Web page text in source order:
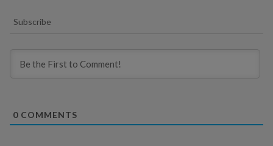
Subscribe
0 COMMENTS